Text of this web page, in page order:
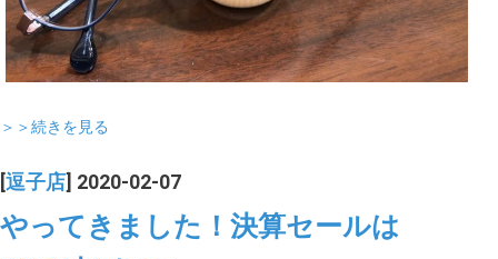
＞＞続きを見る
逗子店 ] 2020-02-07
やってきました！決算セールは